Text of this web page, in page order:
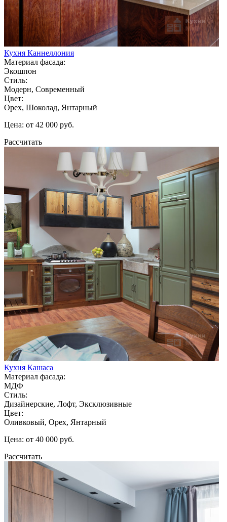
Кухня Каннеллония
Материал фасада:
Экошпон
Стиль:
Модерн, Современный
Цвет:
Орех, Шоколад, Янтарный
Цена: от 42 000 руб.
Рассчитать
Кухня Кашаса
Материал фасада:
МДФ
Стиль:
Дизайнерские, Лофт, Эксклюзивные
Цвет:
Оливковый, Орех, Янтарный
Цена: от 40 000 руб.
Рассчитать